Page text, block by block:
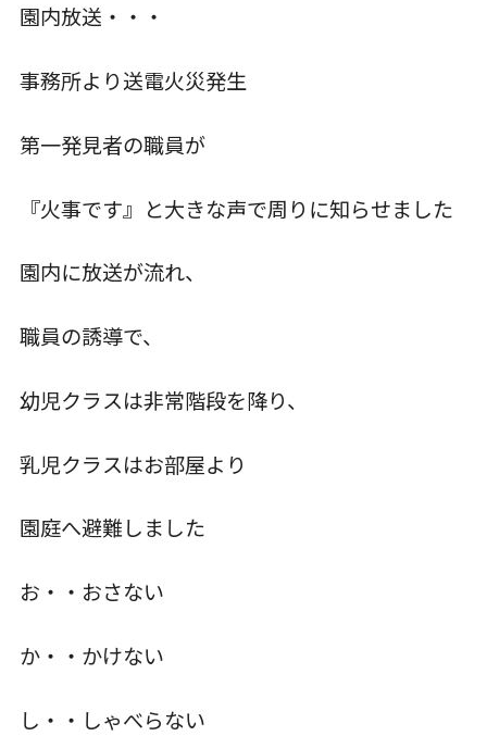
（幼保連携型認定こども園）
お知らせ
こじかのブログ
園内放送・・・
事務所より送電火災発生
第一発見者の職員が
『火事です』と大きな声で周りに知らせました
園内に放送が流れ、
職員の誘導で、
幼児クラスは非常階段を降り、
乳児クラスはお部屋より
園庭へ避難しました
お・・おさない
か・・かけない
し・・しゃべらない